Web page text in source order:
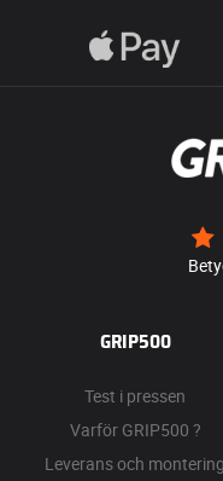
GRIP500
Test i pressen
Varför GRIP500 ?
Leverans och montering